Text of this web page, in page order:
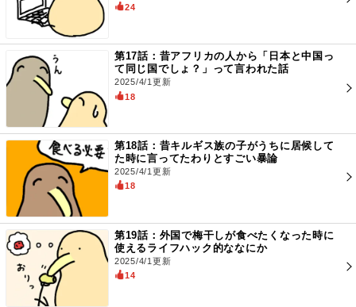
24
第17話：昔アフリカの人から「日本と中国っ
て同じ国でしょ？」って言われた話
2025/4/1更新
18
第18話：昔キルギス族の子がうちに居候して
た時に言ってたわりとすごい暴論
2025/4/1更新
18
第19話：外国で梅干しが食べたくなった時に
使えるライフハック的ななにか
2025/4/1更新
14